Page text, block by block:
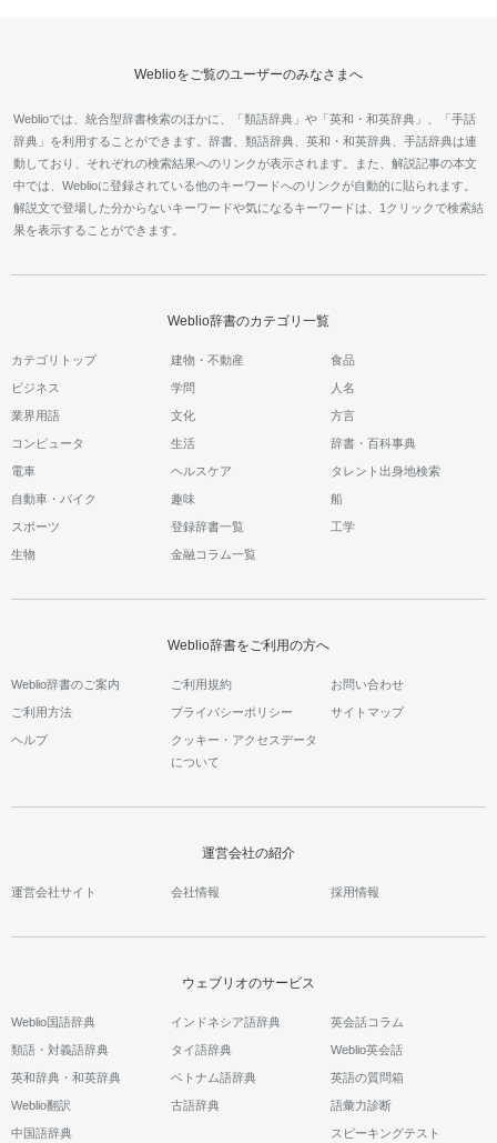
Weblioをご覧のユーザーのみなさまへ
Weblioでは、統合型辞書検索のほかに、「類語辞典」や「英和・和英辞典」、「手話
辞典」を利用することができます。辞書、類語辞典、英和・和英辞典、手話辞典は連
動しており、それぞれの検索結果へのリンクが表示されます。また、解説記事の本文
中では、Weblioに登録されている他のキーワードへのリンクが自動的に貼られます。
解説文で登場した分からないキーワードや気になるキーワードは、1クリックで検索結
果を表示することができます。
Weblio辞書のカテゴリ一覧
カテゴリトップ 建物・不動産 食品
ビジネス 学問 人名
業界用語 文化 方言
コンピュータ 生活 辞書・百科事典
電車 ヘルスケア タレント出身地検索
自動車・バイク 趣味 船
スポーツ 登録辞書一覧 工学
生物 金融コラム一覧
Weblio辞書をご利用の方へ
Weblio辞書のご案内 ご利用規約 お問い合わせ
ご利用方法 プライバシーポリシー サイトマップ
ヘルプ
クッキー・アクセスデータ
について
運営会社の紹介
運営会社サイト 会社情報 採用情報
ウェブリオのサービス
Weblio国語辞典
類語・対義語辞典
英和辞典・和英辞典
Weblio翻訳
中国語辞典
インドネシア語辞典
タイ語辞典
ベトナム語辞典
古語辞典
英会話コラム
Weblio英会話
英語の質問箱
語彙力診断
スピーキングテスト